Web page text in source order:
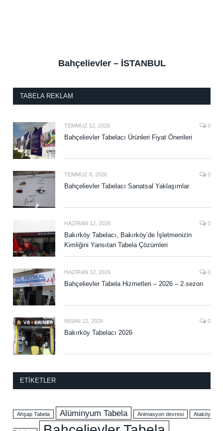
Bahçelievler – İSTANBUL
TABELA REKLAM
TEMMUZ 12, 2026 0
Bahçelievler Tabelacı Ürünleri Fiyat Önerileri
TEMMUZ 8, 2026 0
Bahçelievler Tabelacı Sanatsal Yaklaşımlar.
HAZIRAN 12, 2026 0
Bakırköy Tabelacı, Bakırköy’de İşletmenizin
Kimliğini Yansıtan Tabela Çözümleri
HAZIRAN 12, 2026 0
Bahçelievler Tabela Hizmetleri – 2026 – 2.sezon
NISAN 12, 2026 0
Bakırköy Tabelacı 2026
ETIKETLER
Ahşap Tabela Alüminyum Tabela Animasyon devresi Ataköy